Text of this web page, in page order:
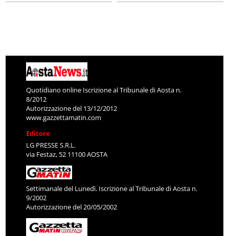
Quotidiano online Iscrizione al Tribunale di Aosta n.
8/2012
Autorizzazione del 13/12/2012
www.gazzettamatin.com
Editore
LG PRESSE S.R.L.
via Festaz, 52 11100 AOSTA
Settimanale del Lunedì. Iscrizione al Tribunale di Aosta n.
9/2002
Autorizzazione del 20/05/2002